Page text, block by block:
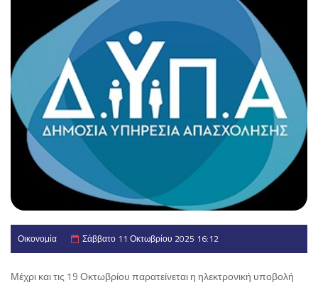
Οικονομία Σάββατο 11 Οκτωβρίου 2025 16:12
Μέχρι και τις 19 Οκτωβρίου παρατείνεται η ηλεκτρονική υποβολή